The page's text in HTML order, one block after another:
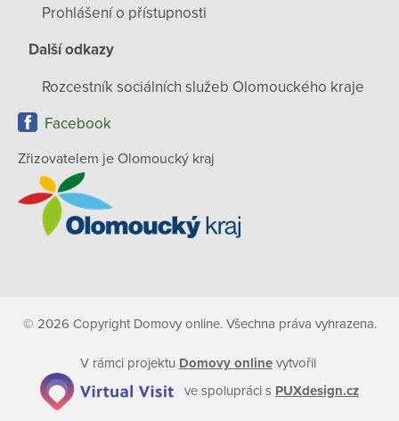
Prohlášení o přístupnosti
Další odkazy
Rozcestník sociálních služeb Olomouckého kraje
Facebook
Zřizovatelem je Olomoucký kraj
© 2026 Copyright Domovy online. Všechna práva vyhrazena.
V rámci projektu Domovy onlinevytvořil
ve spolupráci s PUXdesign.cz